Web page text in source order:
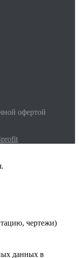
офертой
чертежи)
данных в